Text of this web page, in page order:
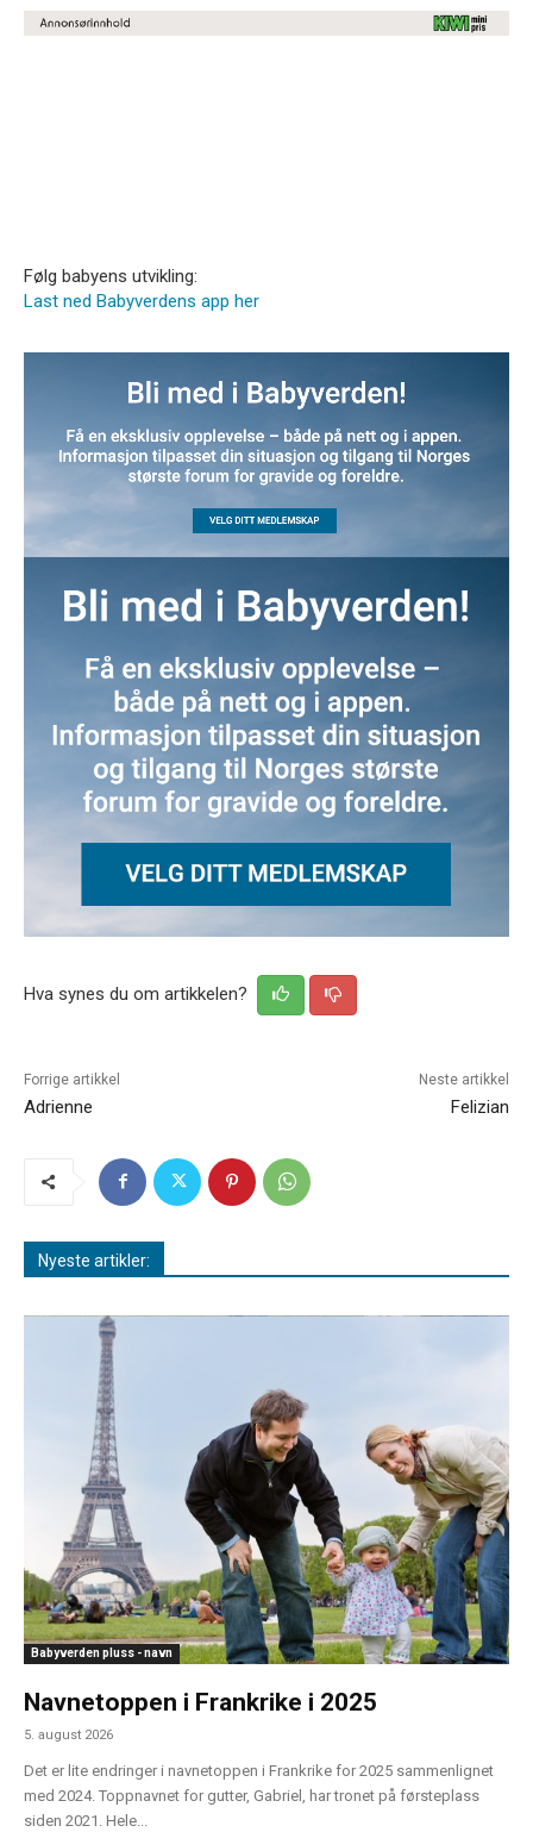
Følg babyens utvikling:
Last ned Babyverdens app her
Hva synes du om artikkelen?
Forrige artikkel
Adrienne
Neste artikkel
Felizian
Nyeste artikler:
Babyverden pluss - navn
Navnetoppen i Frankrike i 2025
5. august 2026
Det er lite endringer i navnetoppen i Frankrike for 2025 sammenlignet
med 2024. Toppnavnet for gutter, Gabriel, har tronet på førsteplass
siden 2021. Hele...